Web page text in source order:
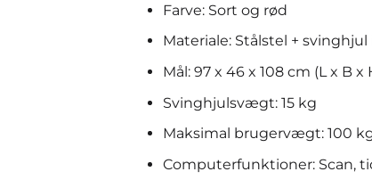
Farve: Sort og rød
Materiale: Stålstel + svinghjul
Mål: 97 x 46 x 108 cm (L x B x
Svinghjulsvægt: 15 kg
Maksimal brugervægt: 100
Computerfunktioner: Scan,